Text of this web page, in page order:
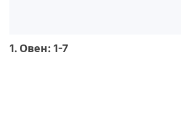
1. Овен: 1-7